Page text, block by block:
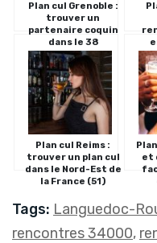
Plan cul Grenoble :
trouver un
partenaire coquin
dans le 38
Plan cul Reims :
trouver un plan cul
dans le Nord-Est de
la France (51)
et
Tags: Languedoc-
rencontres 34000,